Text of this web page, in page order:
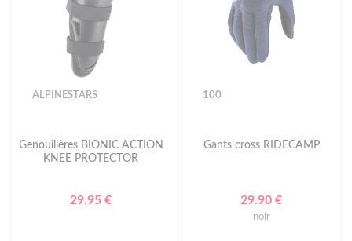
ALPINESTARS
Genouillères BIONIC ACTION
KNEE PROTECTOR
29.95 €
100
Gants cross RIDECAMP
29.90 €
noir